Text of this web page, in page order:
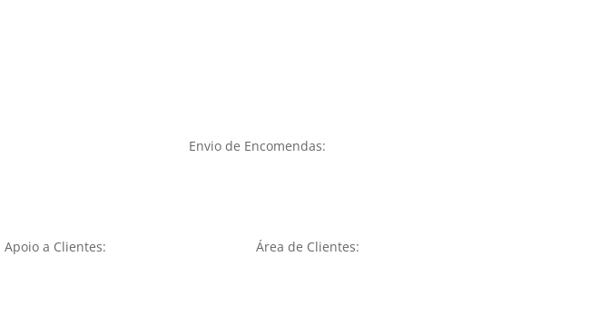
Envio de Encomendas:
Apoio a Clientes: Área de Clientes: